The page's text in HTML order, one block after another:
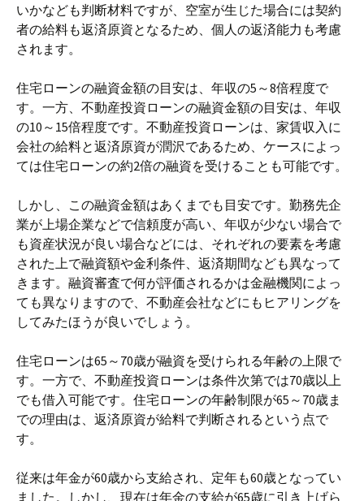
いかなども判断材料ですが、空室が生じた場合には契約
者の給料も返済原資となるため、個人の返済能力も考慮
されます。
住宅ローンの融資金額の目安は、年収の5～8倍程度で
す。一方、不動産投資ローンの融資金額の目安は、年収
の10～15倍程度です。不動産投資ローンは、家賃収入に
会社の給料と返済原資が潤沢であるため、ケースによっ
ては住宅ローンの約2倍の融資を受けることも可能です。
しかし、この融資金額はあくまでも目安です。勤務先企
業が上場企業などで信頼度が高い、年収が少ない場合で
も資産状況が良い場合などには、それぞれの要素を考慮
された上で融資額や金利条件、返済期間なども異なって
きます。融資審査で何が評価されるかは金融機関によっ
ても異なりますので、不動産会社などにもヒアリングを
してみたほうが良いでしょう。
住宅ローンは65～70歳が融資を受けられる年齢の上限で
す。一方で、不動産投資ローンは条件次第では70歳以上
でも借入可能です。住宅ローンの年齢制限が65～70歳ま
での理由は、返済原資が給料で判断されるという点で
す。
従来は年金が60歳から支給され、定年も60歳となってい
ました。しかし、現在は年金の支給が65歳に引き上げら